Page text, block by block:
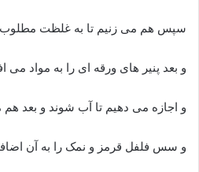
سپس هم می زنیم تا به غلظت مطلوب
و بعد پنیر های ورقه ای را به مواد می
و اجازه می دهیم تا آب شوند و بعد هم
و سس فلفل قرمز و نمک را به آن